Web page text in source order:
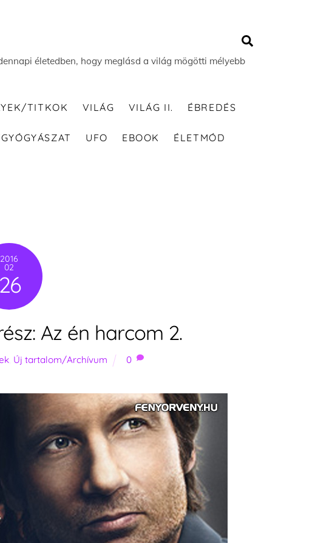
életedben, hogy meglásd a világ mögötti mélyebb
TITKOK VILÁG VILÁG II. ÉBREDÉS
UFO EBOOK ÉLETMÓD
2016
02
26
Az én harcom 2.
Új tartalom/Archívum 0